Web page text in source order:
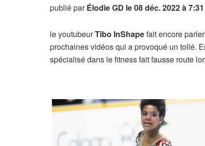
publié parÉlodie GD le 08 déc. 2022 à 7:31
le youtubeurTibo InShapefait encore
prochaines vidéos qui a provoqué un tollé.
spécialisé dans le fitness fait fausse route